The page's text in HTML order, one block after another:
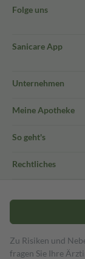
Folge uns
Sanicare App
Unternehmen
Meine Apotheke
So geht's
Rechtliches
Zu Risiken und
fragen Sie Ihre